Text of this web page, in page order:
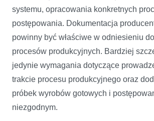
systemu, opracowania konkretnych
postępowania. Dokumentacja
powinny być właściwe w odniesieniu
procesów produkcyjnych. Bardziej
jedynie wymagania dotyczące
trakcie procesu produkcyjnego oraz
próbek wyrobów gotowych i
niezgodnym.